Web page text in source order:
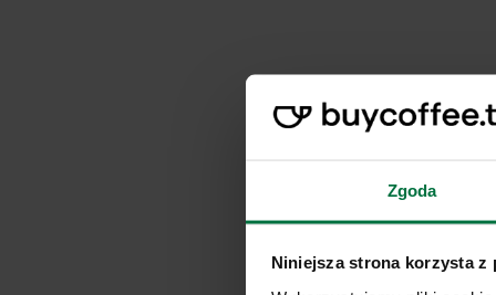
Zgoda
Niniejsza strona korzysta z